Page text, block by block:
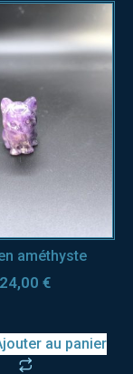
améthyste
24,00 €
au panier